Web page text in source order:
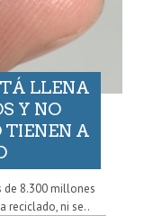
LLENA
Y NO
TIENEN A
de 8.300 millones
reciclado, ni se..